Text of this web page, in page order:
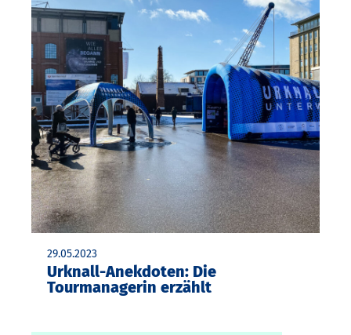
29.05.2023
Urknall-Anekdoten: Die
Tourmanagerin erzählt